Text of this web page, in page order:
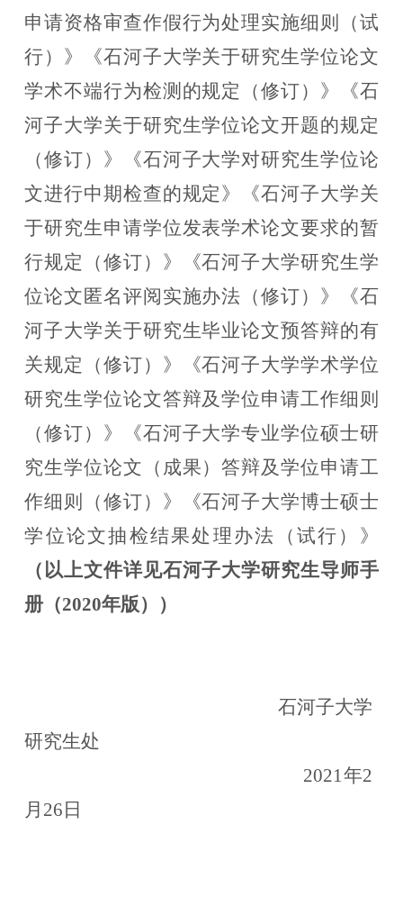
申请资格审查作假行为处理实施细则（试
行）》《石河子大学关于研究生学位论文
学术不端行为检测的规定（修订）》《石
河子大学关于研究生学位论文开题的规定
（修订）》《石河子大学对研究生学位论
文进行中期检查的规定》《石河子大学关
于研究生申请学位发表学术论文要求的暂
行规定（修订）》《石河子大学研究生学
位论文匿名评阅实施办法（修订）》《石
河子大学关于研究生毕业论文预答辩的有
关规定（修订）》《石河子大学学术学位
研究生学位论文答辩及学位申请工作细则
（修订）》《石河子大学专业学位硕士研
究生学位论文（成果）答辩及学位申请工
作细则（修订）》《石河子大学博士硕士
学位论文抽检结果处理办法（试行）》
（以上文件详见石河子大学研究生导师手
册（2020年版））
石河子大学
研究生处
2021年2
月26日